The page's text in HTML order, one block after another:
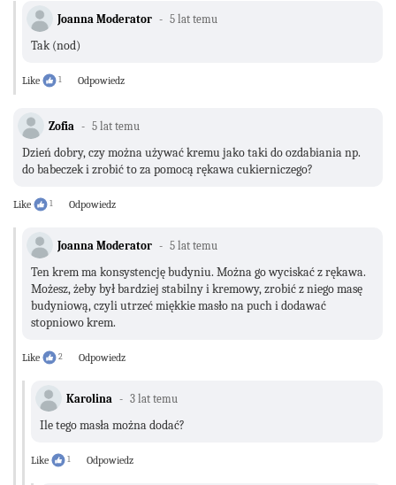
Joanna Moderator 5 lat temu
Tak (nod)
Like 1 Odpowiedz
Zofia 5 lat temu
Dzień dobry, czy można używać kremu jako taki do ozdabiania np.
do babeczek i zrobić to za pomocą rękawa cukierniczego?
Like 1 Odpowiedz
Joanna Moderator 5 lat temu
Ten krem ma konsystencję budyniu. Można go wyciskać z rękawa.
Możesz, żeby był bardziej stabilny i kremowy, zrobić z niego masę
budyniową, czyli utrzeć miękkie masło na puch i dodawać
stopniowo krem.
Like 2 Odpowiedz
Karolina 3 lat temu
Ile tego masła można dodać?
Like 1 Odpowiedz